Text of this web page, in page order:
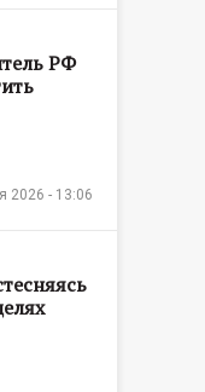
РФ
2026 - 13:06